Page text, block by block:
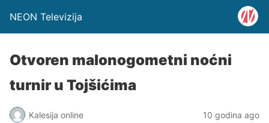
NEON Televizija
Otvoren malonogometni noćni
turnir u Tojšićima
Kalesija online 10 godina ago